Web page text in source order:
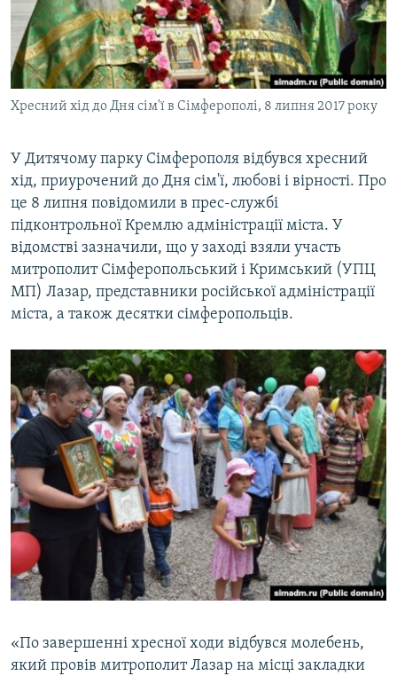
ВІДЕОУРОКИ «ELIFBE»
СВІДЧЕННЯ ОКУПАЦІЇ
УКРАЇНСЬКА ПРОБЛЕМА КРИМУ
ІНФОГРАФІКА
Русский
Qırımtatar
ДОЛУЧАЙСЯ!
Усі сайти RFE/RL
Хресний хід до Дня сім'ї в Сімферополі, 8 липня 2017 року
У Дитячому парку Сімферополя відбувся хресний
хід, приурочений до Дня сім'ї, любові і вірності. Про
це 8 липня повідомили в прес-службі
підконтрольної Кремлю адміністрації міста. У
відомстві зазначили, що у заході взяли участь
митрополит Сімферопольський і Кримський (УПЦ
МП) Лазар, представники російської адміністрації
міста, а також десятки сімферопольців.
«По завершенні хресної ходи відбувся молебень,
який провів митрополит Лазар на місці закладки